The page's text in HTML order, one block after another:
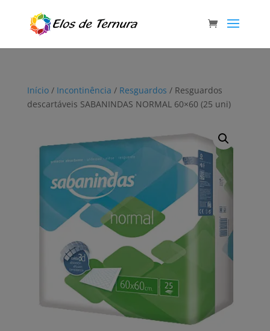
Início/ Incontinência / Resguardos / Resguardos
descartáveis SABANINDAS NORMAL 60×60 (25 uni)